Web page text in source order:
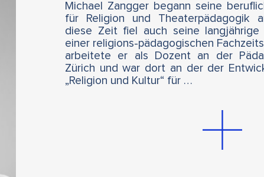
Michael Zangger begann seine
für Religion und Theaterpädagogik
diese Zeit fiel auch seine
einer religions-pädagogischen
arbeitete er als Dozent an der
Zürich und war dort an der der
„Religion und Kultur“ für …